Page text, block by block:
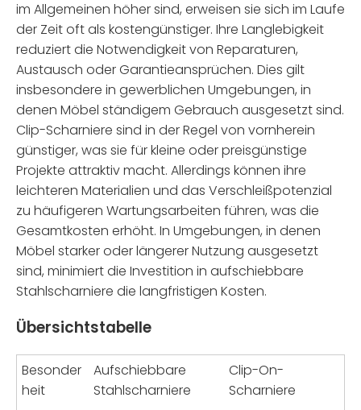
im Allgemeinen höher sind, erweisen sie sich im Laufe
der Zeit oft als kostengünstiger. Ihre Langlebigkeit
reduziert die Notwendigkeit von Reparaturen,
Austausch oder Garantieansprüchen. Dies gilt
insbesondere in gewerblichen Umgebungen, in
denen Möbel ständigem Gebrauch ausgesetzt sind.
Clip-Scharniere sind in der Regel von vornherein
günstiger, was sie für kleine oder preisgünstige
Projekte attraktiv macht. Allerdings können ihre
leichteren Materialien und das Verschleißpotenzial
zu häufigeren Wartungsarbeiten führen, was die
Gesamtkosten erhöht. In Umgebungen, in denen
Möbel starker oder längerer Nutzung ausgesetzt
sind, minimiert die Investition in aufschiebbare
Stahlscharniere die langfristigen Kosten.
Übersichtstabelle
Besonder
heit
Aufschiebbare
Stahlscharniere
Clip-On-
Scharniere